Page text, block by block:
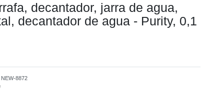
decantador, jarra de agua,
decantador de agua - Purity, 0,1
NEW-8872